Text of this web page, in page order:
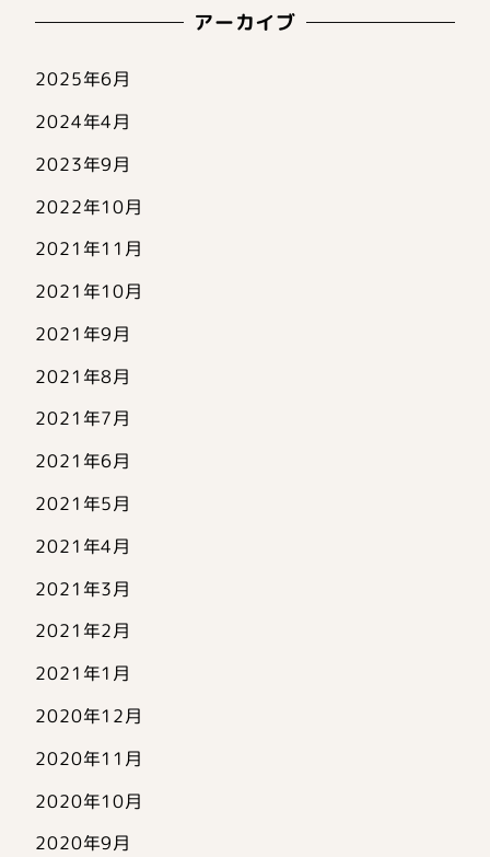
アーカイブ
2025年6月
2024年4月
2023年9月
2022年10月
2021年11月
2021年10月
2021年9月
2021年8月
2021年7月
2021年6月
2021年5月
2021年4月
2021年3月
2021年2月
2021年1月
2020年12月
2020年11月
2020年10月
2020年9月